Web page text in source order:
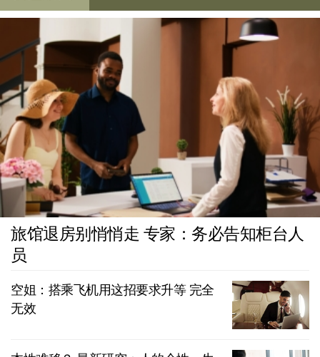
旅馆退房别悄悄走 专家：务必告知柜台人
员
空姐：搭乘飞机用这招要求升等 完全
无效